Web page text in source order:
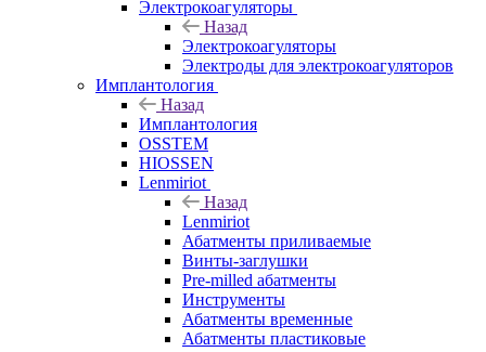
Электрокоагуляторы
Назад
Электрокоагуляторы
Электроды для электрокоагуляторов
Имплантология
Назад
Имплантология
OSSTEM
HIOSSEN
Lenmiriot
Назад
Lenmiriot
Абатменты приливаемые
Винты-заглушки
Pre-milled абатменты
Инструменты
Абатменты временные
Абатменты пластиковые